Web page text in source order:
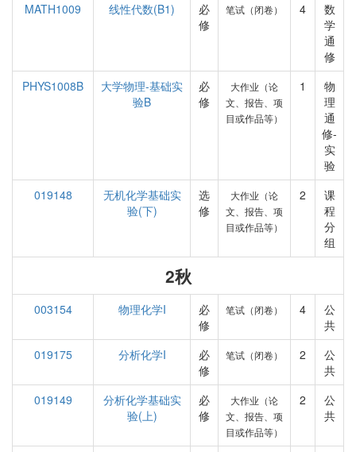
MATH1009
线性代数(B1)
必
修
笔试（闭卷） 4
数
学
通
修
PHYS1008B
大学物理-基础实
验B
必
修
大作业（论
文、报告、项
目或作品等）
1
物
理
通
修-
实
验
019148
无机化学基础实
验(下)
选
修
大作业（论
文、报告、项
目或作品等）
2
课
程
分
组
2秋
003154 物理化学I
必
修
笔试（闭卷） 4
公
共
019175
分析化学I
必
修
笔试（闭卷） 2
公
共
019149
分析化学基础实
验(上)
必
修
大作业（论
文、报告、项
目或作品等）
2
公
共